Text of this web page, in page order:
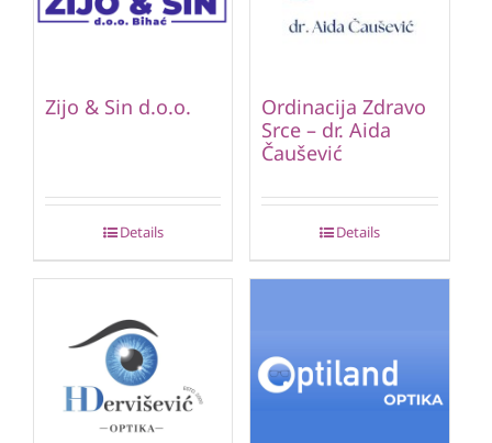
Zijo & Sin d.o.o.
Details
Ordinacija Zdravo
Srce – dr. Aida
Čaušević
Details